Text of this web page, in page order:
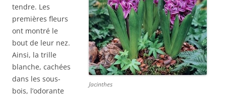
Jacinthes
tendre. Les
premières fleurs
ont montré le
bout de leur nez.
Ainsi, la trille
blanche, cachées
dans les sous-
bois, l’odorante